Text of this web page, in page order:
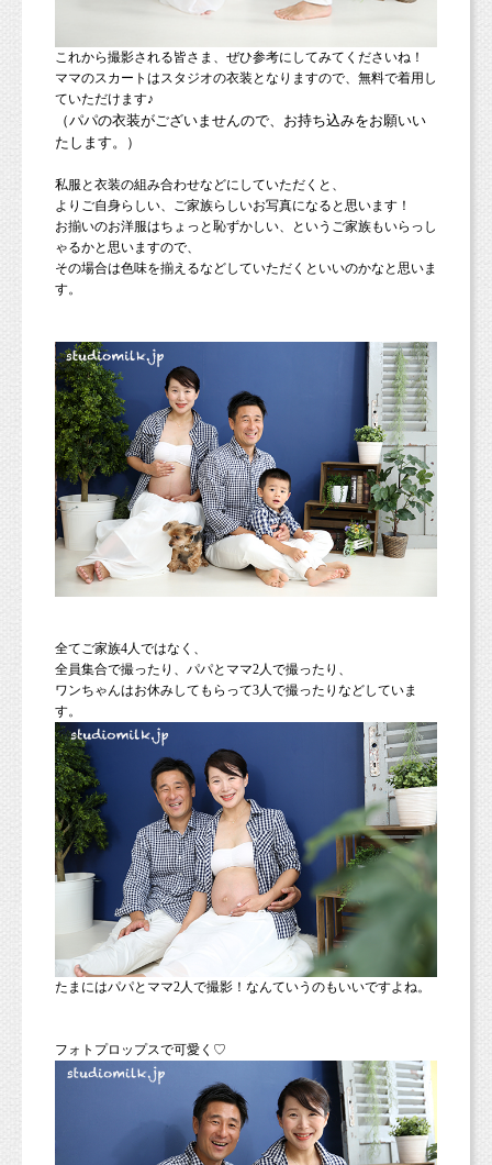
これから撮影される皆さま、ぜひ参考にしてみてくださいね！
ママのスカートはスタジオの衣装となりますので、無料で着用し
ていただけます♪
（パパの衣装がございませんので、お持ち込みをお願いい
たします。）
私服と衣装の組み合わせなどにしていただくと、
よりご自身らしい、ご家族らしいお写真になると思います！
お揃いのお洋服はちょっと恥ずかしい、というご家族もいらっし
ゃるかと思いますので、
その場合は色味を揃えるなどしていただくといいのかなと思いま
す。
全てご家族4人ではなく、
全員集合で撮ったり、パパとママ2人で撮ったり、
ワンちゃんはお休みしてもらって3人で撮ったりなどしていま
す。
たまにはパパとママ2人で撮影！なんていうのもいいですよね。
フォトプロップスで可愛く♡